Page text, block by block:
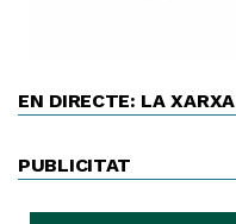
EN DIRECTE: LA XARXA
PUBLICITAT